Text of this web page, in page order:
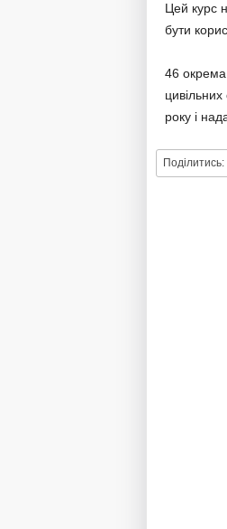
Цей курс
бути
46 окрема
року і
Поділитись: